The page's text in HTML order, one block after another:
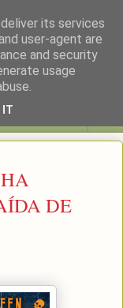
DE
its services
user-agent are
and security
usage
IT